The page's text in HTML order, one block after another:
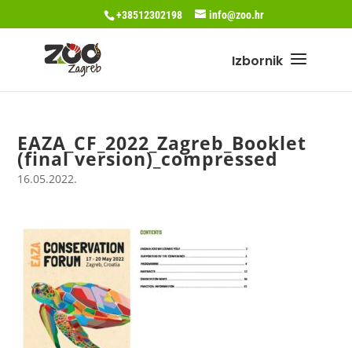
+38512302198 info@zoo.hr
EAZA_CF_2022_Zagreb_Booklet
(final version)_compressed
16.05.2022.